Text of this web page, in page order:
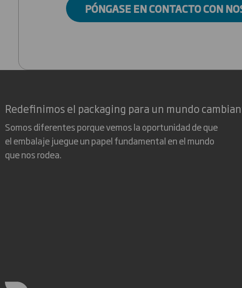
PÓNGASE EN CONTACTO CON
Redefinimos el packaging para un mundo
Somos diferentes porque vemos la oportunidad de que
el embalaje juegue un papel fundamental en el mundo
que nos rodea.